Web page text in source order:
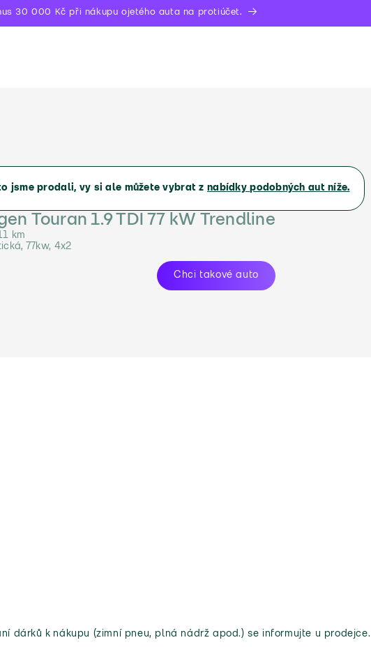
30 000 Kč při nákupu ojetého auta na protiúčet.
jsme prodali, vy si ale můžete vybrat z nabídky podobných aut níže.
Touran 1.9 TDI 77 kW Trendline
km
77kw, 4x2
Chci takové auto
dárků k nákupu (zimní pneu, plná nádrž apod.) se informujte u prodejce.